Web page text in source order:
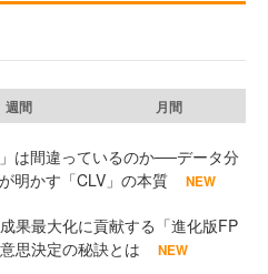
週間 月間
は間違っているのか──データ分
明かす「CLV」の本質
NEW
果最大化に貢献する「進化版FP
思決定の秘訣とは
NEW